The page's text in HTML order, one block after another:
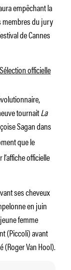
empêchant la
membres du jury
de Cannes
officielle
tournaitLa
Sagan dans
que le
officielle
ses cheveux
en juin
femme
(Piccoli) avant
(Roger Van Hool).